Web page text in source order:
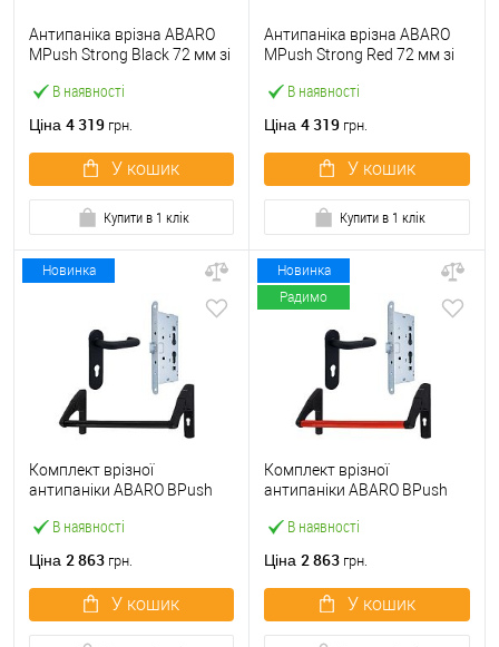
В наявності
Антипаніка врізна ABARO
МPush Strong Black 72 мм зі
Ціна 4 319 грн.
У кошик
Купити в 1 клік
В наявності
Антипаніка врізна ABARO
МPush Strong Red 72 мм зі
Ціна 4 319 грн.
У кошик
Купити в 1 клік
Новинка
В наявності
Комплект врізної
антипаніки ABARO BPush
чорний із замком та ручкою
Ціна 2 863 грн.
У кошик
Новинка
Радимо
В наявності
Комплект врізної
антипаніки ABARO BPush
червоний із замком та
Ціна 2 863 грн.
У кошик